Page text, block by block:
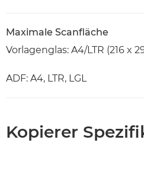
Maximale Scanfläche
Vorlagenglas: A4/LTR (216 x
ADF: A4, LTR, LGL
Kopierer